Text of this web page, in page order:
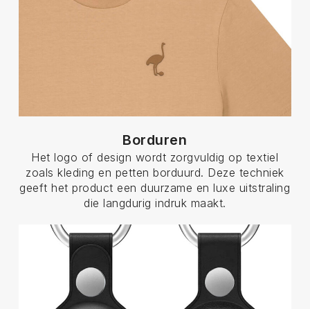
Borduren
Het logo of design wordt zorgvuldig op textiel
zoals kleding en petten borduurd. Deze techniek
geeft het product een duurzame en luxe uitstraling
die langdurig indruk maakt.